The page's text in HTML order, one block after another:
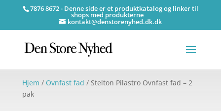
7876 8672 - Denne side er et produktkatalog og linker til
shops med produkterne
kontakt@denstorenyhed.dk.dk
Hjem / Ovnfast fad / Stelton Pilastro Ovnfast fad – 2
pak